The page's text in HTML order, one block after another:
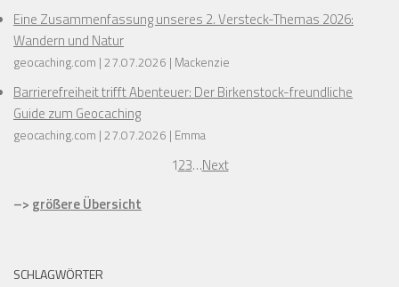
❅
❅
❅
Eine Zusammenfassung unseres 2. Versteck-Themas 2026:
Wandern und Natur
geocaching.com 27.07.2026 Mackenzie
Barrierefreiheit trifft Abenteuer: Der Birkenstock-freundliche
Guide zum Geocaching
geocaching.com 27.07.2026 Emma
123…Next
–> größere Übersicht
SCHLAGWÖRTER